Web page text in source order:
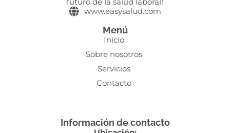
www.easysalud.com
Menú
Inicio
Sobre nosotros
Servicios
Contacto
Información de contacto